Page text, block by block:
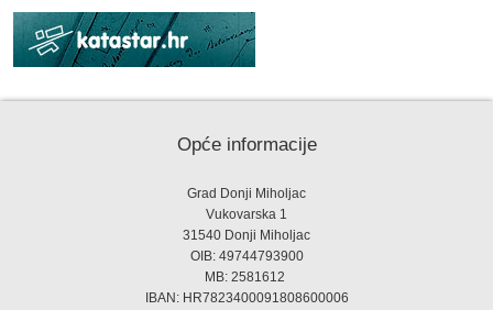
Opće informacije
Grad Donji Miholjac
Vukovarska 1
31540 Donji Miholjac
OIB: 49744793900
MB: 2581612
IBAN: HR7823400091808600006